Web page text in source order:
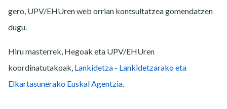
gero, UPV/EHUren web orrian kontsultatzea gomendatzen
dugu.
Hiru masterrek, Hegoak eta UPV/EHUren
koordinatutakoak, Lankidetza - Lankidetzarako eta
Elkartasunerako Euskal Agentzia